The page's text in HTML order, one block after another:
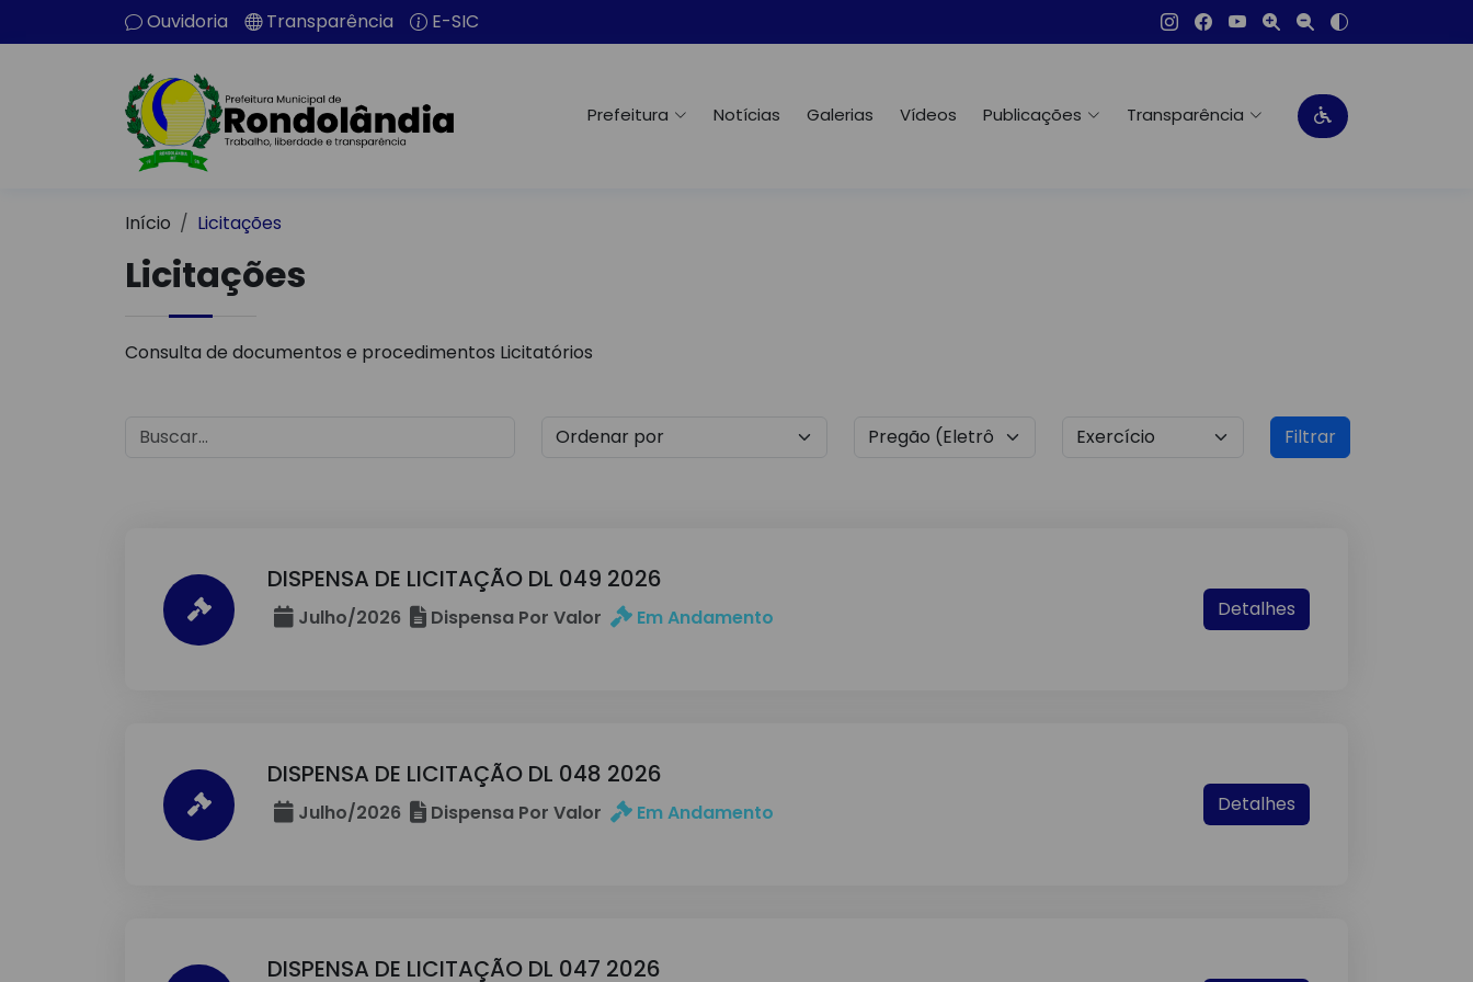
Ouvidoria Transparência E-SIC
Prefeitura Notícias Galerias Vídeos Publicações Transparência
Início Licitações
Licitações
Consulta de documentos e procedimentos Licitatórios
Filtrar
DISPENSA DE LICITAÇÃO DL 049 2026
Julho/2026 Dispensa Por Valor Em Andamento Detalhes
DISPENSA DE LICITAÇÃO DL 048 2026
Julho/2026 Dispensa Por Valor Em Andamento Detalhes
DISPENSA DE LICITAÇÃO DL 047 2026